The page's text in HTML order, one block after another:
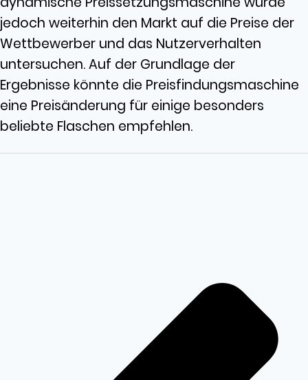
jedoch weiterhin den Markt auf die Preise der
Wettbewerber und das Nutzerverhalten
untersuchen. Auf der Grundlage der
Ergebnisse könnte die Preisfindungsmaschine
eine Preisänderung für einige besonders
beliebte Flaschen empfehlen.